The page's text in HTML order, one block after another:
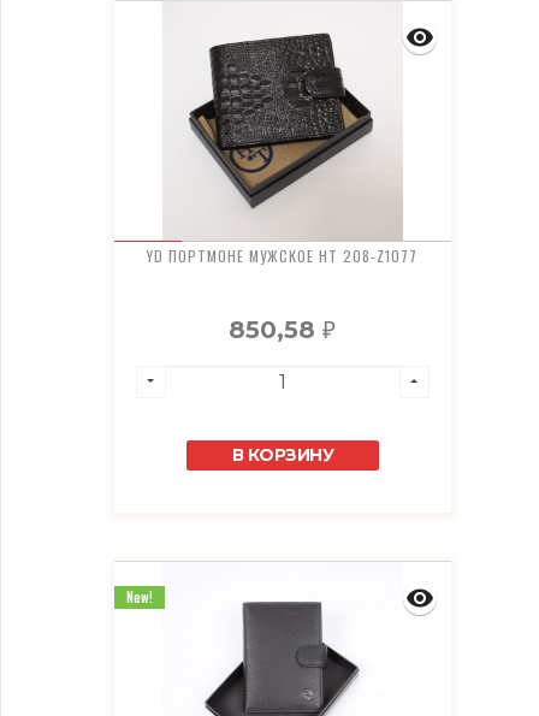
YD ПОРТМОНЕ МУЖСКОЕ HT 208-Z1077
850,58₽
В КОРЗИНУ
New!